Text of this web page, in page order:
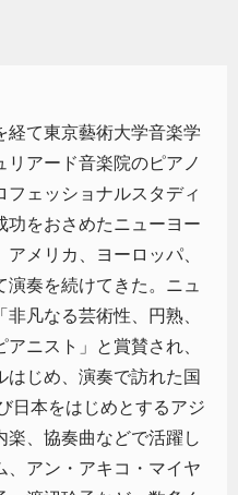
経て東京藝術大学音楽学
アード音楽院のピアノ
ェッショナルスタディ
功をおさめたニューヨー
メリカ、ヨーロッパ、
奏を続けてきた。ニュ
凡なる芸術性、円熟、
ニスト」と賞賛され、
はじめ、演奏で訪れた国
日本をはじめとするアジ
楽、協奏曲などで活躍し
、アン・アキコ・マイヤ